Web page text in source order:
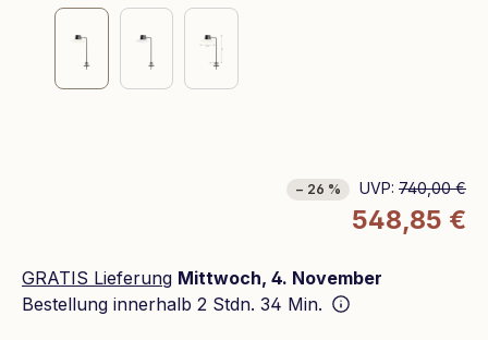
− 26 % UVP: 740,00 €
548,85 €
GRATIS Lieferung Mittwoch, 4. November
Bestellung innerhalb 2 Stdn. 34 Min.